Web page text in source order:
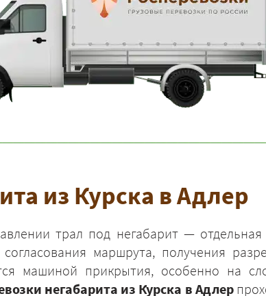
из Курска в Адлер
трал под негабарит —
согласования маршрута, получения
машиной прикрытия, особенно на
негабарита из Курска в Адлер